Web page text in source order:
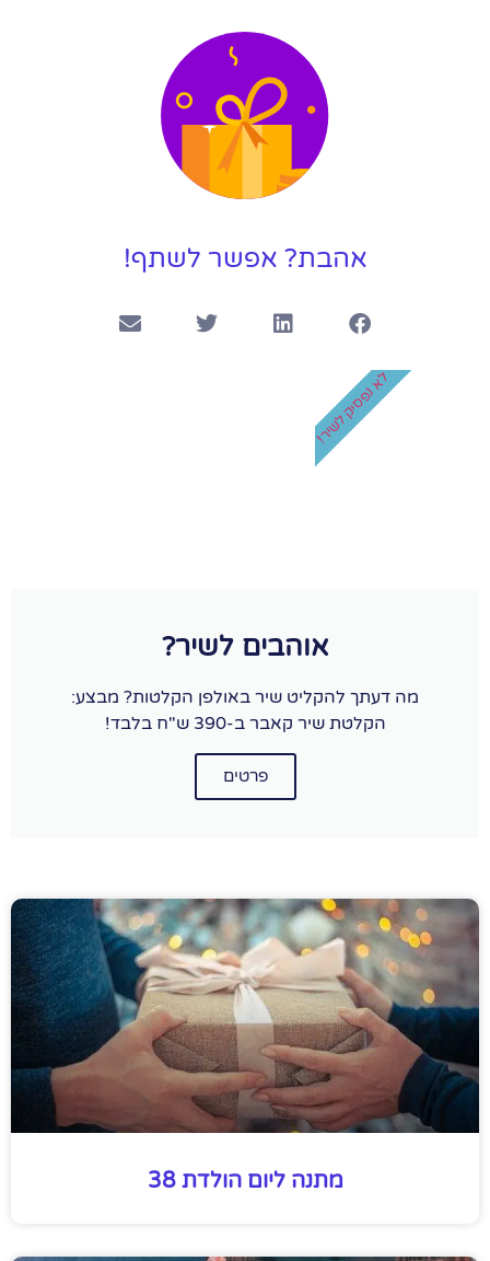
קליפ יום הולדת 50 לאמא המלכה שלנו
קליפ בר מצווה ליונתן
אהבת? אפשר לשתף!
אוהבים לשיר?
מה דעתך להקליט שיר באולפן הקלטות? מבצע:
הקלטת שיר קאבר ב-390 ש"ח בלבד!
פרטים
לא נפסיק לשיר!
מתנה ליום הולדת 38